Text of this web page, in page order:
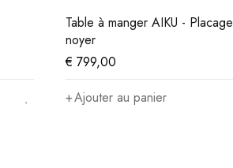
Table à manger AIKU - Placage
noyer
€ 799,00
Ajouter au panier